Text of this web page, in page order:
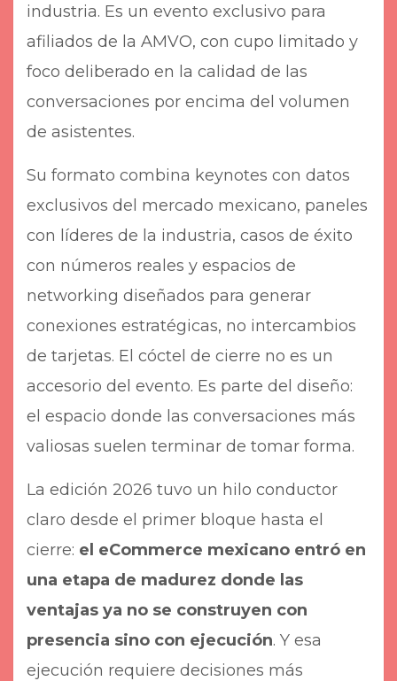
industria. Es un evento exclusivo para
afiliados de la AMVO, con cupo limitado y
foco deliberado en la calidad de las
conversaciones por encima del volumen
de asistentes.
Su formato combina keynotes con datos
exclusivos del mercado mexicano, paneles
con líderes de la industria, casos de éxito
con números reales y espacios de
networking diseñados para generar
conexiones estratégicas, no intercambios
de tarjetas. El cóctel de cierre no es un
accesorio del evento. Es parte del diseño:
el espacio donde las conversaciones más
valiosas suelen terminar de tomar forma.
La edición 2026 tuvo un hilo conductor
claro desde el primer bloque hasta el
cierre: el eCommerce mexicano entró en
una etapa de madurez donde las
ventajas ya no se construyen con
presencia sino con ejecución. Y esa
ejecución requiere decisiones más